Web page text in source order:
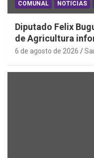
COMUNAL NOTICIAS
Diputado Felix
de Agricultura
en la Región de
6 de agosto de 2026